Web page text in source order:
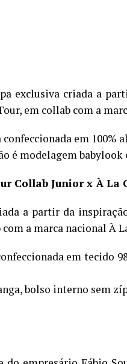
exclusiva criada a
em collab com a
em 100%
é modelagem babylook
Collab Junior x À La
a partir da
a marca nacional À
em tecido
bolso interno sem